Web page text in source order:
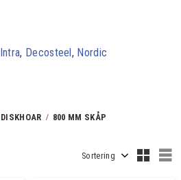
DISKHOAR 800 MM SKÅP
Intra, Decosteel, Nordic